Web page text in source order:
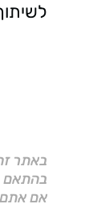
באתר
בהתאם להוראות
אם אתם